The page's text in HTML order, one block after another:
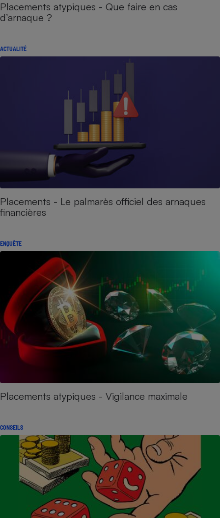
Placements atypiques - Que faire en cas
d’arnaque ?
ACTUALITÉ
Placements - Le palmarès officiel des arnaques
financières
ENQUÊTE
Placements atypiques - Vigilance maximale
CONSEILS